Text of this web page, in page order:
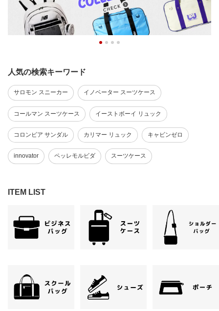
人気の検索キーワード
サロモン スニーカー イノベーター スーツケース
コールマン スーツケース イーストボーイ リュック
コロンビア サンダル カリマー リュック キャビンゼロ
innovator ペッレモルビダ スーツケース
ITEM LIST